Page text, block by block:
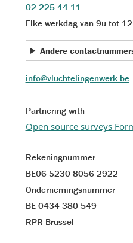
02 225 44 11
Elke werkdag van 9u tot
Andere
info@vluchtelingenwerk.be
Partnering with
Open source surveys
Rekeningnummer
BE06 5230 8056 2922
Ondernemingsnummer
BE 0434 380 549
RPR Brussel